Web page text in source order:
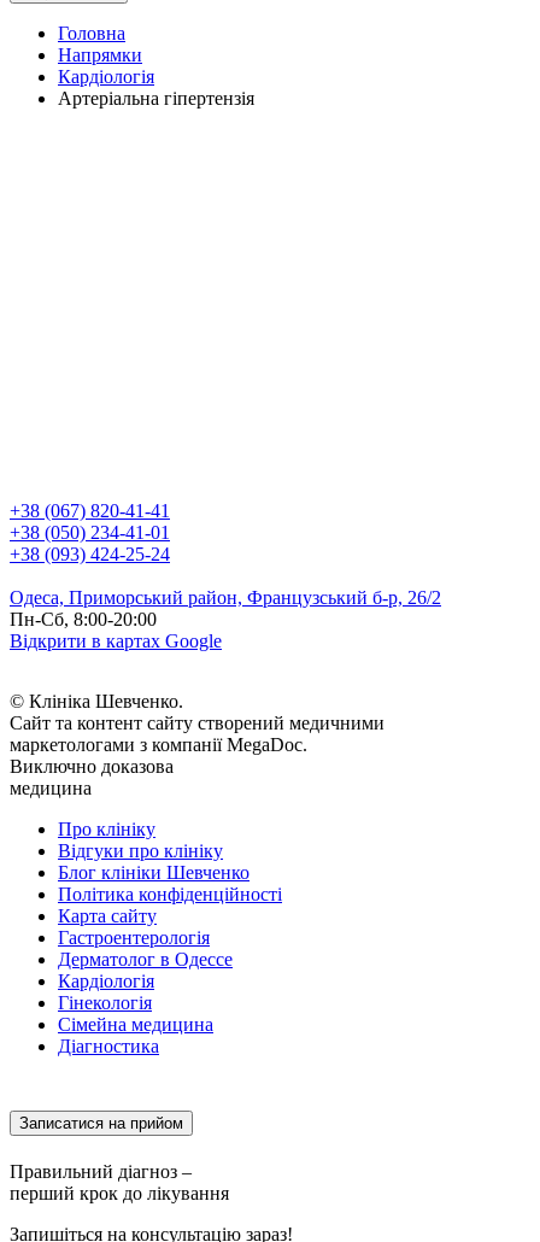
Головна
Напрямки
Кардіологія
Артеріальна гіпертензія
+38 (067) 820-41-41
+38 (050) 234-41-01
+38 (093) 424-25-24
Одеса, Приморський район, Французський б-р, 26/2
Пн-Сб, 8:00-20:00
Відкрити в картах Google
© Клініка Шевченко.
Сайт та контент сайту створений медичними
маркетологами з компанії MegaDoc.
Виключно доказова
медицина
Про клініку
Відгуки про клініку
Блог клініки Шевченко
Політика конфіденційності
Карта сайту
Гастроентерологія
Дерматолог в Одессе
Кардіологія
Гінекологія
Сімейна медицина
Діагностика
Записатися на прийом
Правильний діагноз –
перший крок до лікування
Запишіться на консультацію зараз!